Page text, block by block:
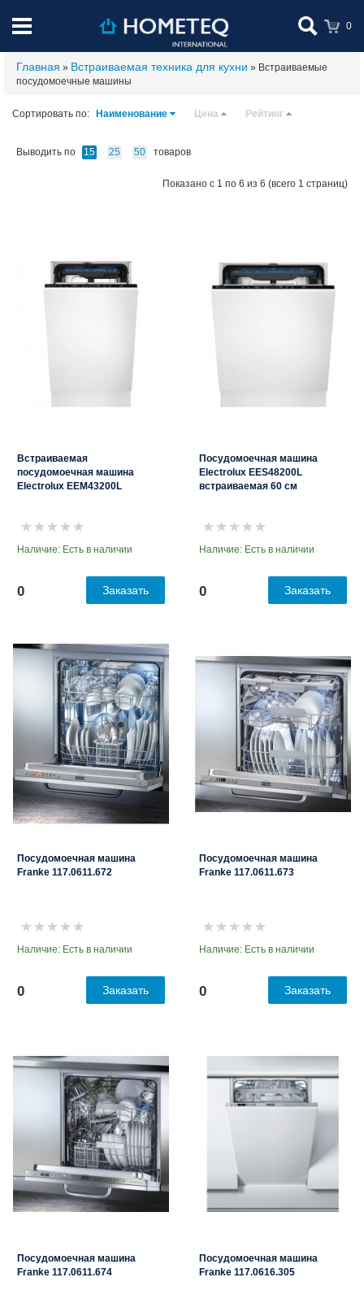
0
Главная » Встраиваемая техника для кухни » Встраиваемые
посудомоечные машины
Сортировать по: Наименование Цена Рейтинг
Выводить по 15 25 50 товаров
Показано с 1 по 6 из 6 (всего 1 страниц)
Встраиваемая
посудомоечная машина
Electrolux EEM43200L
Наличие: Есть в наличии
0 Заказать
Посудомоечная машина
Electrolux EES48200L
встраиваемая 60 см
Наличие: Есть в наличии
0 Заказать
Посудомоечная машина
Franke 117.0611.672
Наличие: Есть в наличии
0 Заказать
Посудомоечная машина
Franke 117.0611.673
Наличие: Есть в наличии
0 Заказать
Посудомоечная машина
Franke 117.0611.674
Посудомоечная машина
Franke 117.0616.305